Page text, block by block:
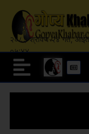
२०८३ श्रावण २४ गते,
०५:४४